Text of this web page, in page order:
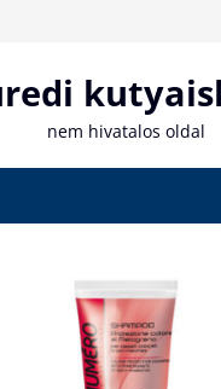
nem hivatalos oldal